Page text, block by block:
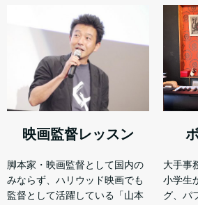
映画監督レッスン
脚本家・映画監督として国内の
みならず、ハリウッド映画でも
監督として活躍している「山本
大手事
小学生
グ、パ